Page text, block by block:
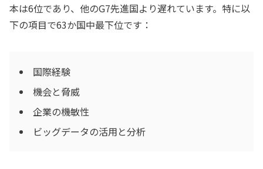
本は6位であり、他のG7先進国より遅れています。特に以
下の項目で63か国中最下位です：
国際経験
機会と脅威
企業の機敏性
ビッグデータの活用と分析